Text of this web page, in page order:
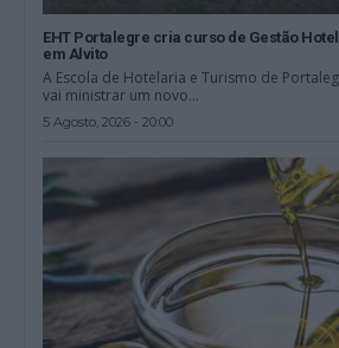
EHT Portalegre cria curso de Gestão
em Alvito
A Escola de Hotelaria e Turismo de
vai ministrar um novo...
5 Agosto, 2026 - 20:00